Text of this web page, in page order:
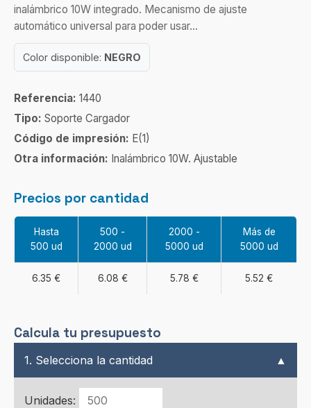
inalámbrico 10W integrado. Mecanismo de ajuste
automático universal para poder usar...
Color disponible: NEGRO
Referencia: 1440
Tipo: Soporte Cargador
Código de impresión: E(1)
Otra información: Inalámbrico 10W. Ajustable
Precios por cantidad
Hasta
500 ud
500 -
2000 ud
2000 -
5000 ud
Más de
5000 ud
6.35 € 6.08 € 5.78 € 5.52 €
Calcula tu presupuesto
1. Selecciona la cantidad ▲
Unidades: